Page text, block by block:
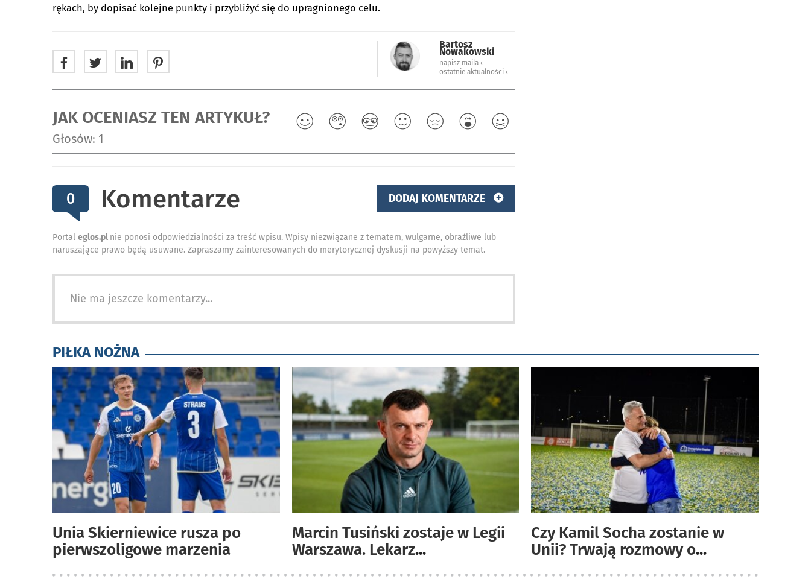
rękach, by dopisać kolejne punkty i przybliżyć się do upragnionego celu.
Bartosz
Nowakowski
napisz maila ‹
ostatnie aktualności ‹
JAK OCENIASZ TEN ARTYKUŁ?
Głosów: 1
0 Komentarze DODAJ KOMENTARZE
Portal eglos.pl nie ponosi odpowiedzialności za treść wpisu. Wpisy niezwiązane z tematem, wulgarne, obraźliwe lub
naruszające prawo będą usuwane. Zapraszamy zainteresowanych do merytorycznej dyskusji na powyższy temat.
Nie ma jeszcze komentarzy...
PIŁKA NOŻNA
Unia Skierniewice rusza po
pierwszoligowe marzenia
Marcin Tusiński zostaje w Legii
Warszawa. Lekarz...
Czy Kamil Socha zostanie w
Unii? Trwają rozmowy o...